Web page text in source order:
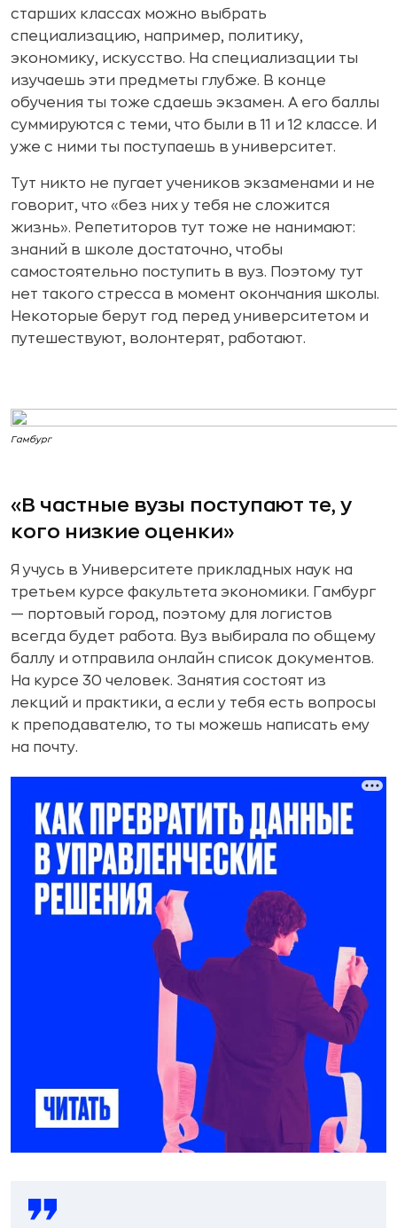
старших классах можно выбрать
специализацию, например, политику,
экономику, искусство. На специализации ты
изучаешь эти предметы глубже. В конце
обучения ты тоже сдаешь экзамен. А его баллы
суммируются с теми, что были в 11 и 12 классе. И
уже с ними ты поступаешь в университет.
Тут никто не пугает учеников экзаменами и не
говорит, что «без них у тебя не сложится
жизнь». Репетиторов тут тоже не нанимают:
знаний в школе достаточно, чтобы
самостоятельно поступить в вуз. Поэтому тут
нет такого стресса в момент окончания школы.
Некоторые берут год перед университетом и
путешествуют, волонтерят, работают.
Гамбург
«В частные вузы поступают те, у
кого низкие оценки»
Я учусь в Университете прикладных наук на
третьем курсе факультета экономики. Гамбург
— портовый город, поэтому для логистов
всегда будет работа. Вуз выбирала по общему
баллу и отправила онлайн список документов.
На курсе 30 человек. Занятия состоят из
лекций и практики, а если у тебя есть вопросы
к преподавателю, то ты можешь написать ему
на почту.